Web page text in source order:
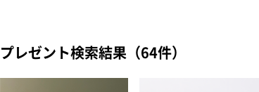
プレゼント検索結果（64件）